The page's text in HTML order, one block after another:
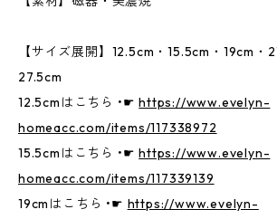
【サイズ展開】12.5cm・15.5cm・19cm・
27.5cm
12.5cmはこちら •☛https://www.evelyn-
homeacc.com/items/117338972
15.5cmはこちら •☛https://www.evelyn-
homeacc.com/items/117339139
19cmはこちら •☛ https://www.evelyn-